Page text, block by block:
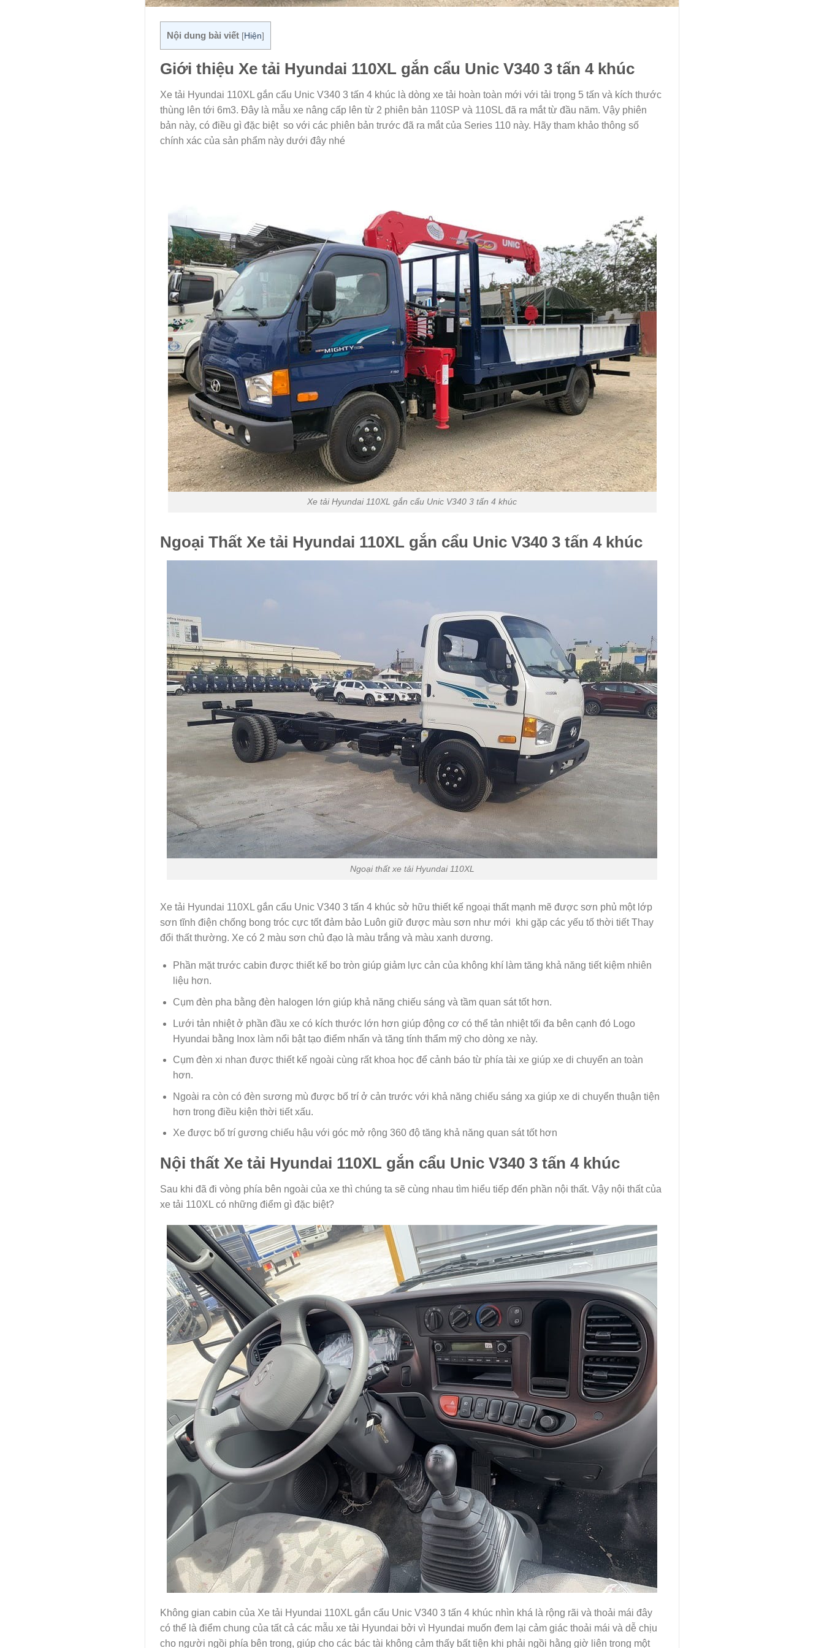
Nội dung bài viết [Hiện]
Giới thiệu Xe tải Hyundai 110XL gắn cẩu Unic V340 3 tấn 4 khúc
Xe tải Hyundai 110XL gắn cẩu Unic V340 3 tấn 4 khúc là dòng xe tải hoàn toàn mới với tải trọng 5 tấn và kích thước
thùng lên tới 6m3. Đây là mẫu xe nâng cấp lên từ 2 phiên bản 110SP và 110SL đã ra mắt từ đầu năm. Vậy phiên
bản này, có điều gì đặc biệt so với các phiên bản trước đã ra mắt của Series 110 này. Hãy tham khảo thông số
chính xác của sản phẩm này dưới đây nhé
Xe tải Hyundai 110XL gắn cẩu Unic V340 3 tấn 4 khúc
Ngoại Thất Xe tải Hyundai 110XL gắn cẩu Unic V340 3 tấn 4 khúc
Ngoại thất xe tải Hyundai 110XL
Xe tải Hyundai 110XL gắn cẩu Unic V340 3 tấn 4 khúc sở hữu thiết kế ngoại thất mạnh mẽ được sơn phủ một lớp
sơn tĩnh điện chống bong tróc cực tốt đảm bảo Luôn giữ được màu sơn như mới khi gặp các yếu tố thời tiết Thay
đổi thất thường. Xe có 2 màu sơn chủ đạo là màu trắng và màu xanh dương.
Phần mặt trước cabin được thiết kế bo tròn giúp giảm lực cản của không khí làm tăng khả năng tiết kiệm nhiên
liệu hơn.
Cụm đèn pha bằng đèn halogen lớn giúp khả năng chiếu sáng và tầm quan sát tốt hơn.
Lưới tản nhiệt ở phần đầu xe có kích thước lớn hơn giúp động cơ có thể tản nhiệt tối đa bên cạnh đó Logo
Hyundai bằng Inox làm nổi bật tạo điểm nhấn và tăng tính thẩm mỹ cho dòng xe này.
Cụm đèn xi nhan được thiết kế ngoài cùng rất khoa học để cảnh báo từ phía tài xe giúp xe di chuyển an toàn
hơn.
Ngoài ra còn có đèn sương mù được bố trí ở cản trước với khả năng chiếu sáng xa giúp xe di chuyển thuận tiện
hơn trong điều kiện thời tiết xấu.
Xe được bố trí gương chiếu hậu với góc mở rộng 360 độ tăng khả năng quan sát tốt hơn
Nội thất Xe tải Hyundai 110XL gắn cẩu Unic V340 3 tấn 4 khúc
Sau khi đã đi vòng phía bên ngoài của xe thì chúng ta sẽ cùng nhau tìm hiểu tiếp đến phần nội thất. Vậy nội thất của
xe tải 110XL có những điểm gì đặc biệt?
Không gian cabin của Xe tải Hyundai 110XL gắn cẩu Unic V340 3 tấn 4 khúc nhìn khá là rộng rãi và thoải mái đây
có thể là điểm chung của tất cả các mẫu xe tải Hyundai bởi vì Hyundai muốn đem lại cảm giác thoải mái và dễ chịu
cho người ngồi phía bên trong, giúp cho các bác tài không cảm thấy bất tiện khi phải ngồi hằng giờ liên trong một